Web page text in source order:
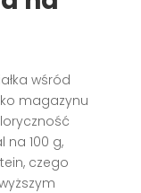
wśród
magazynu
na 100 g,
czego